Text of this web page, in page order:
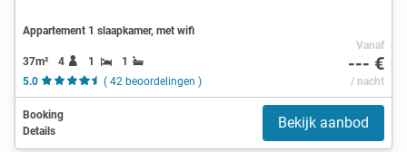
Appartement 1 slaapkamer, met wifi
37m² 4 1
1
5.0
( 42 beoordelingen )
Vanaf
--- €
/ nacht
Booking
Details
Bekijk aanbod